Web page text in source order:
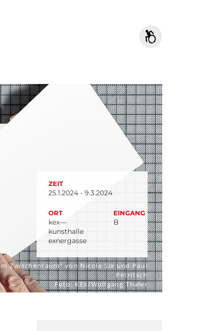
ZEIT
25.1.2024 - 9.3.2024
ORT
kex—
kunsthalle
exnergasse
EINGANG
B
Zwischenraum" von Nicole Six und Paul
Petritsch
Foto: KEX/Wolfgang Thaler